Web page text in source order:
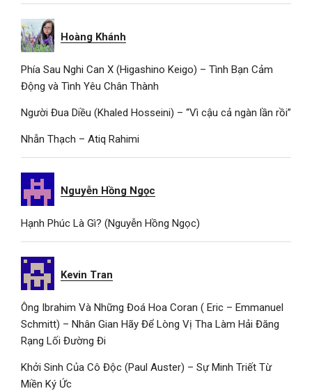
Hoàng Khánh
Phía Sau Nghi Can X (Higashino Keigo) – Tình Bạn Cảm
Động và Tình Yêu Chân Thành
Người Đua Diều (Khaled Hosseini) – “Vì cậu cả ngàn lần rồi”
Nhẫn Thạch – Atiq Rahimi
Nguyễn Hồng Ngọc
Hạnh Phúc Là Gì? (Nguyễn Hồng Ngọc)
Kevin Tran
Ông Ibrahim Và Những Đoá Hoa Coran ( Eric – Emmanuel
Schmitt) – Nhân Gian Hãy Để Lòng Vị Tha Làm Hải Đăng
Rạng Lối Đường Đi
Khởi Sinh Của Cô Độc (Paul Auster) – Sự Minh Triết Từ
Miền Ký Ức